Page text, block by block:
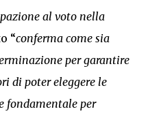
al voto nella
“conferma come sia
per garantire
di poter eleggere le
fondamentale per